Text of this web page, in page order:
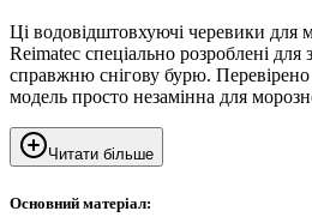
Ці водовідштовхуючі черевики для
Reimatec спеціально розроблені для
справжню снігову бурю.
модель просто незамінна для
Читати більше
Основний матеріал: